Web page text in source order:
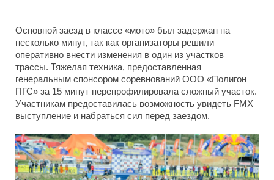
Основной заезд в классе «мото» был задержан на
несколько минут, так как организаторы решили
оперативно внести изменения в один из участков
трассы. Тяжелая техника, предоставленная
генеральным спонсором соревнований ООО «Полигон
ПГС» за 15 минут перепрофилировала сложный участок.
Участникам предоставилась возможность увидеть FMX
выступление и набраться сил перед заездом.